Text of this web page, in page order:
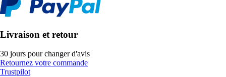
Livraison et retour
30 jours pour changer d'avis
Retournez votre commande
Trustpilot